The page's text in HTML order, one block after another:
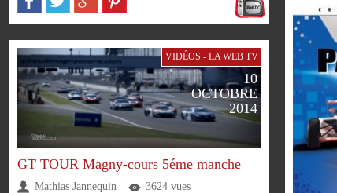
VIDÉOS - LA WEB TV
10
OCTOBRE
2014
GT TOUR Magny-cours 5éme manche
Mathias Jannequin 3624 vues